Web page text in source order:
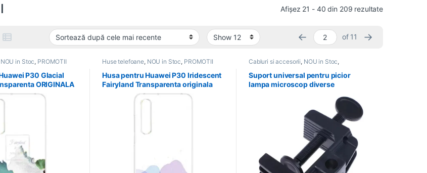
Afișez 21 - 40 din 209 rezultateSortat după
← of 11 →
NOU in Stoc, PROMOTII
P30 Glacial
ORIGINALA
Huse telefoane, NOU in Stoc, PROMOTII
Husa pentru Huawei P30 Iridescent
Fairyland Transparenta originala
Cabluri si accesorii, NOU in Stoc,
Suport universal pentru picior
lampa microscop diverse